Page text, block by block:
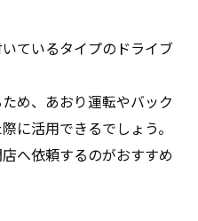
ているタイプのドライブ
め、あおり運転やバック
に活用できるでしょう。
へ依頼するのがおすすめ